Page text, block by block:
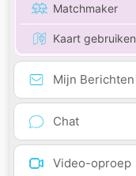
Matchmaker
Kaart gebruiken
Mijn Berichten
Chat
Video-oproep